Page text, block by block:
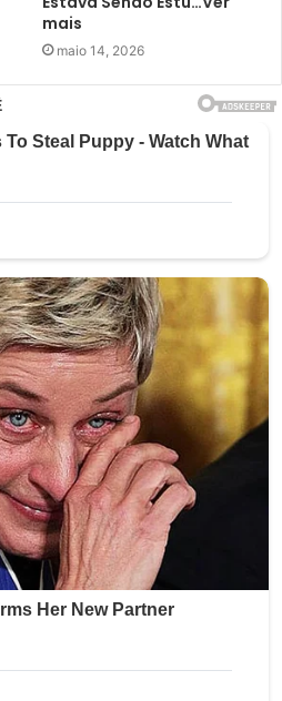
mais
maio 14, 2026